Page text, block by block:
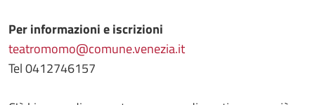
Per informazioni e iscrizioni
teatromomo@comune.venezia.it
Tel 0412746157